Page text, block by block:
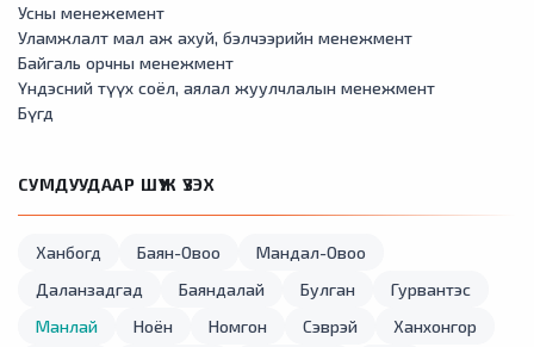
Усны менежемент
Уламжлалт мал аж ахуй, бэлчээрийн менежмент
Байгаль орчны менежмент
Үндэсний түүх соёл, аялал жуулчлалын менежмент
Бүгд
СУМДУУДААР ШҮҮЖ ҮЗЭХ
Ханбогд Баян-Овоо
Мандал-Овоо
Даланзадгад
Баяндалай Булган
Гурвантэс
Манлай
Ноён Номгон Сэврэй
Ханхонгор